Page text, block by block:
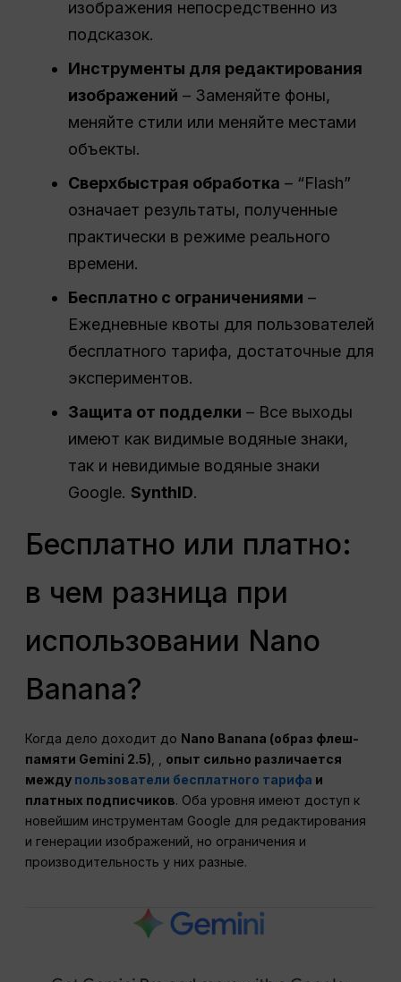
изображения непосредственно из
подсказок.
Инструменты для редактирования
изображений – Заменяйте фоны,
меняйте стили или меняйте местами
объекты.
Сверхбыстрая обработка – “Flash”
означает результаты, полученные
практически в режиме реального
времени.
Бесплатно с ограничениями –
Ежедневные квоты для пользователей
бесплатного тарифа, достаточные для
экспериментов.
Защита от подделки – Все выходы
имеют как видимые водяные знаки,
так и невидимые водяные знаки
Google.SynthID.
Бесплатно или платно:
в чем разница при
использовании Nano
Banana?
Когда дело доходит до Nano Banana (образ флеш-
памяти Gemini 2.5)
опыт сильно различается
между пользователи бесплатного тарифа и
платных подписчиков. Оба уровня имеют доступ к
новейшим инструментам Google для редактирования
и генерации изображений, но ограничения и
производительность у них разные.